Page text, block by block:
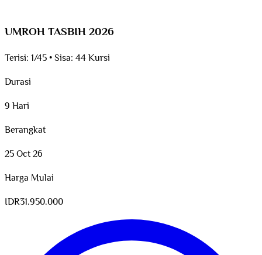
UMROH TASBIH 2026
Terisi: 1/45•Sisa: 44 Kursi
Durasi
9 Hari
Berangkat
25 Oct 26
Harga Mulai
IDR31.950.000